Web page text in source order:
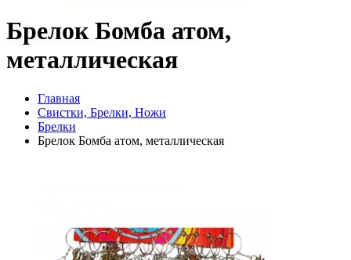
Брелок Бомба атом,
металлическая
Главная
Свистки, Брелки, Ножи
Брелки
Брелок Бомба атом, металлическая